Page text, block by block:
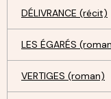
DÉLIVRANCE (récit)
LES ÉGARÉS
VERTIGES (roman)